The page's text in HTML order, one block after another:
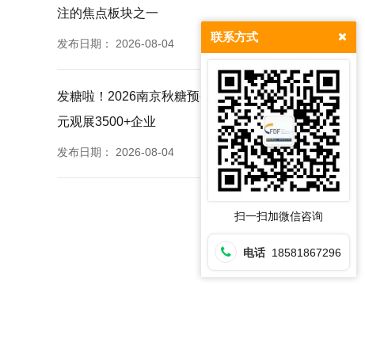
注的焦点板块之一
发布日期： 2026-08-04
发糖啦！2026南京秋糖预登记正式上线提前登记0
元观展3500+企业
发布日期： 2026-08-04
联系方式
扫一扫加微信咨询
电话 18581867296